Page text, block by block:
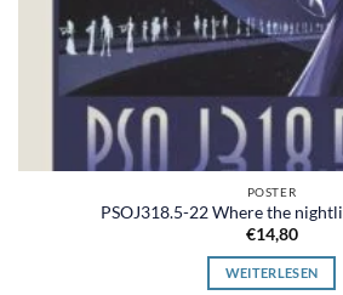
POSTER
PSOJ318.5-22 Where the
€14,80
WEITERLESEN